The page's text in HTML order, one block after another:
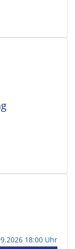
18:00 Uhr